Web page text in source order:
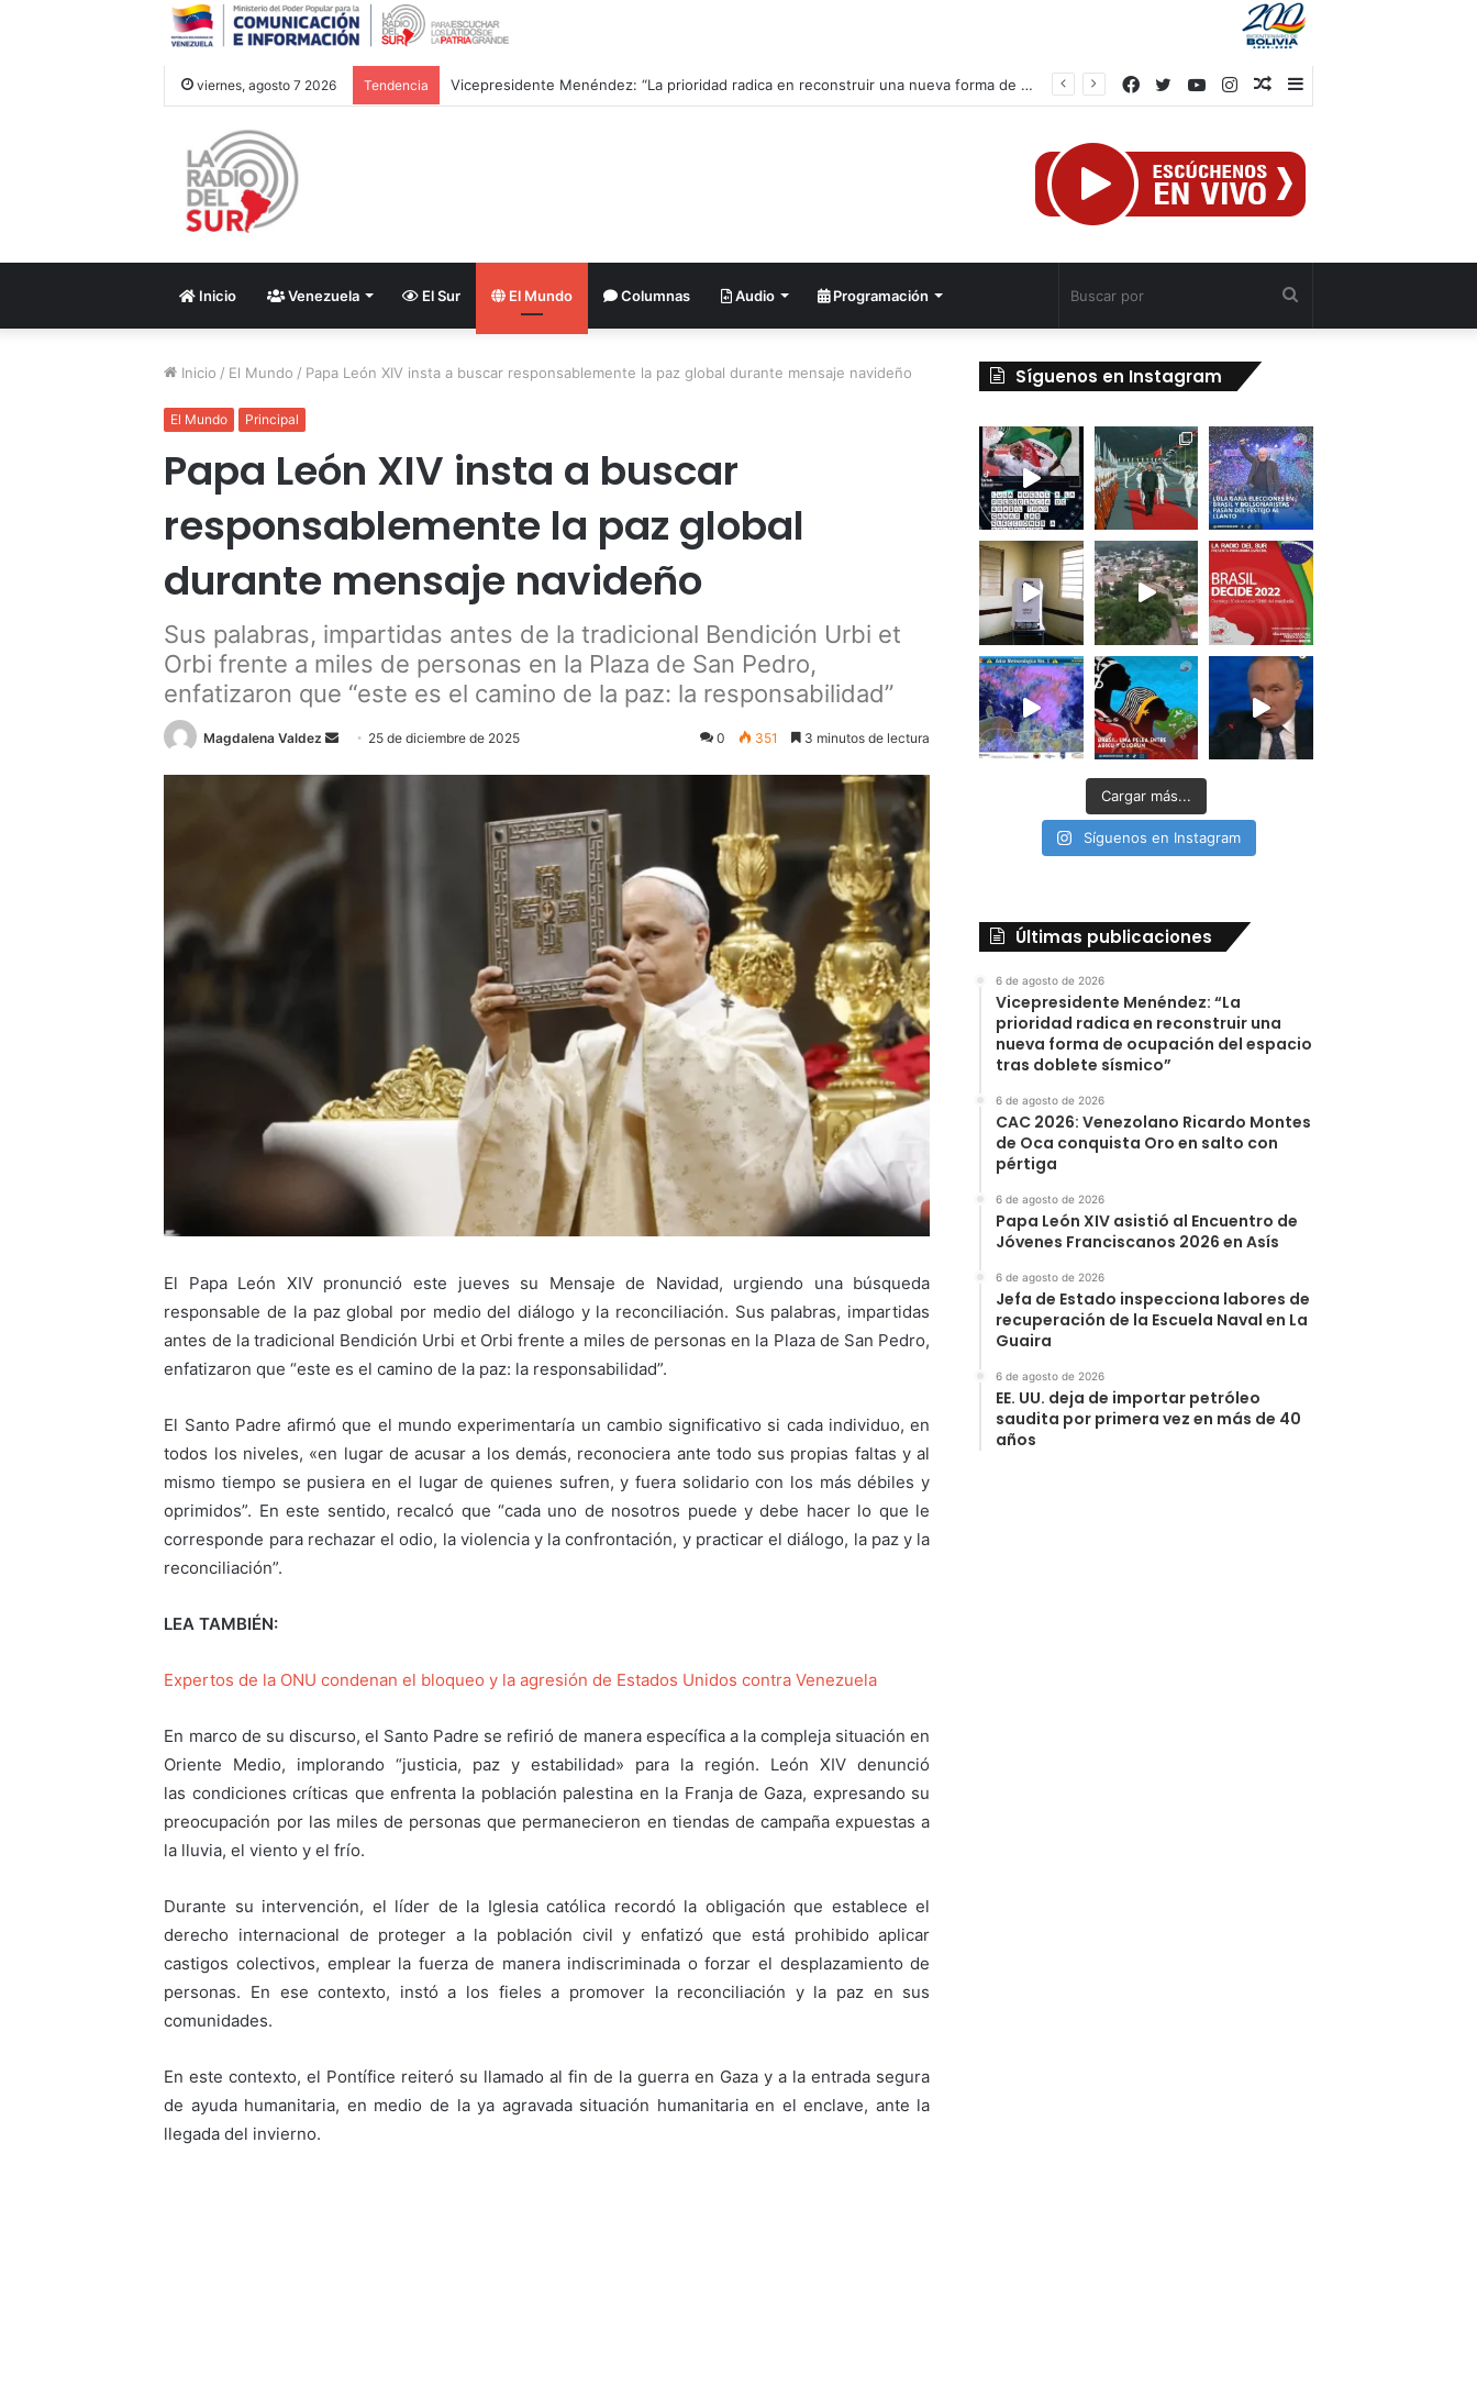
viernes, agosto 7 2026 Tendencia Vicepresidente Menéndez: “La prioridad radica en reconstruir una nueva forma de ocupación del espacio tras doblete sísmico”
Barra
Publicación
azar
Instagram
YouTube
Twitter
Facebook
Inicio Venezuela El Sur El Mundo Columnas Audio Programación
Inicio / El Mundo / Papa León XIV insta a buscar responsablemente la paz global durante mensaje navideño
El Mundo Principal
Papa León XIV insta a buscar
responsablemente la paz global
durante mensaje navideño
Sus palabras, impartidas antes de la tradicional Bendición Urbi et
Orbi frente a miles de personas en la Plaza de San Pedro,
enfatizaron que “este es el camino de la paz: la responsabilidad”
Magdalena Valdez
Send25 de diciembre de 2025 0 351 3 minutos de lectura
El Papa León XIV pronunció este jueves su Mensaje de Navidad, urgiendo una búsqueda
responsable de la paz global por medio del diálogo y la reconciliación. Sus palabras, impartidas
antes de la tradicional Bendición Urbi et Orbi frente a miles de personas en la Plaza de San Pedro,
enfatizaron que “este es el camino de la paz: la responsabilidad”.
El Santo Padre afirmó que el mundo experimentaría un cambio significativo si cada individuo, en
todos los niveles, «en lugar de acusar a los demás, reconociera ante todo sus propias faltas y al
mismo tiempo se pusiera en el lugar de quienes sufren, y fuera solidario con los más débiles y
oprimidos”. En este sentido, recalcó que “cada uno de nosotros puede y debe hacer lo que le
corresponde para rechazar el odio, la violencia y la confrontación, y practicar el diálogo, la paz y la
reconciliación”.
LEA TAMBIÉN:
Expertos de la ONU condenan el bloqueo y la agresión de Estados Unidos contra Venezuela
En marco de su discurso, el Santo Padre se refirió de manera específica a la compleja situación en
Oriente Medio, implorando “justicia, paz y estabilidad» para la región. León XIV denunció
las condiciones críticas que enfrenta la población palestina en la Franja de Gaza, expresando su
preocupación por las miles de personas que permanecieron en tiendas de campaña expuestas a
la lluvia, el viento y el frío.
Durante su intervención, el líder de la Iglesia católica recordó la obligación que establece el
derecho internacional de proteger a la población civil y enfatizó que está prohibido aplicar
castigos colectivos, emplear la fuerza de manera indiscriminada o forzar el desplazamiento de
personas. En ese contexto, instó a los fieles a promover la reconciliación y la paz en sus
comunidades.
En este contexto, el Pontífice reiteró su llamado al fin de la guerra en Gaza y a la entrada segura
de ayuda humanitaria, en medio de la ya agravada situación humanitaria en el enclave, ante la
llegada del invierno.
Síguenos en Instagram
Cargar más...
Síguenos en Instagram
Últimas publicaciones
6 de agosto de 2026
Vicepresidente Menéndez: “La
prioridad radica en reconstruir una
nueva forma de ocupación del espacio
tras doblete sísmico”
6 de agosto de 2026
CAC 2026: Venezolano Ricardo Montes
de Oca conquista Oro en salto con
pértiga
6 de agosto de 2026
Papa León XIV asistió al Encuentro de
Jóvenes Franciscanos 2026 en Asís
6 de agosto de 2026
Jefa de Estado inspecciona labores de
recuperación de la Escuela Naval en La
Guaira
6 de agosto de 2026
EE. UU. deja de importar petróleo
saudita por primera vez en más de 40
años